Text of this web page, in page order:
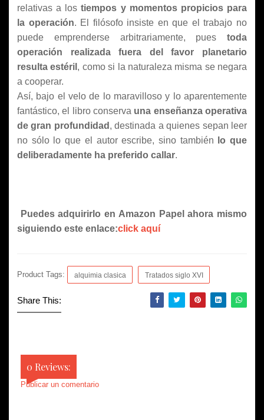
relativas a lostiempos y momentos propicios para
la operación. El filósofo insiste en que el trabajo no
puede emprenderse arbitrariamente, pues toda
operación realizada fuera del favor planetario
resulta estéril , como si la naturaleza misma se negara
a cooperar.
Así, bajo el velo de lo maravilloso y lo aparentemente
fantástico, el libro conserva una enseñanza operativa
de gran profundidad , destinada a quienes sepan leer
no sólo lo que el autor escribe, sino también
lo que
deliberadamente ha preferido callar.
Puedes adquirirlo en Amazon Papel ahora mismo
siguiendo este enlace:click aquí
Product Tags: alquimia clasica Tratados siglo XVI
Share This:
0 Reviews:
Publicar un comentario